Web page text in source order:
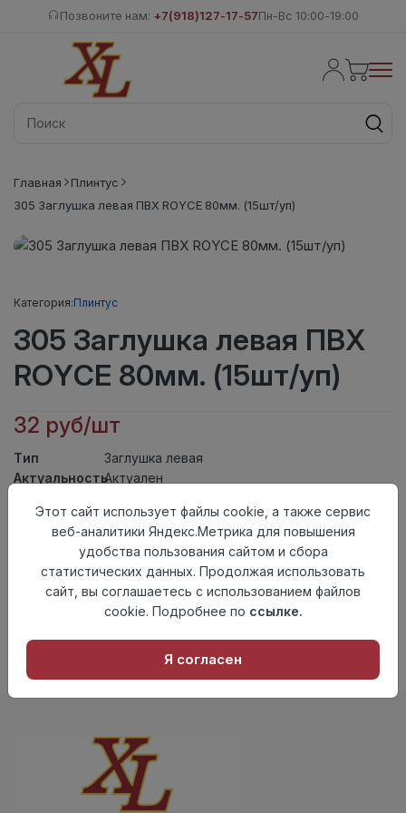
Позвоните нам: +7(918)127-17-57Пн-Вс 10:00-19:00
Главная
Плинтус
305 Заглушка левая ПВХ ROYCE 80мм. (15шт/уп)
Категория:Плинтус
305 Заглушка левая ПВХ
ROYCE 80мм. (15шт/уп)
32 руб/шт
Тип
Заглушка левая
АктуальностьАктуален
Осталось191 шт
Добавить в корзину
Внимание! Внешний вид товара может отличаться от
представленного на настоящем сайте. Проверяйте
Этот сайт использует файлы cookie, а также сервис
веб-аналитики Яндекс.Метрика для повышения
удобства пользования сайтом и сбора
статистических данных. Продолжая использовать
сайт, вы соглашаетесь с использованием файлов
cookie. Подробнее по ссылке.
Я согласен